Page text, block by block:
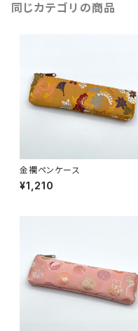
同じカテゴリの商品
金襴ペンケース
¥1,210